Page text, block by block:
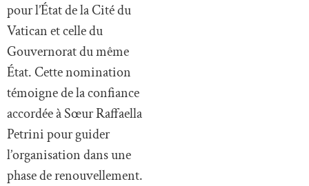
pour l’État de la Cité du
Vatican et celle du
Gouvernorat du même
État. Cette nomination
témoigne de la confiance
accordée à Sœur Raffaella
Petrini pour guider
l’organisation dans une
phase de renouvellement.